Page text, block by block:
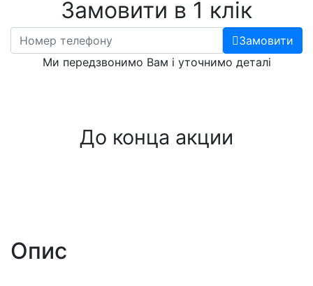
Замовити в 1 клік
Замовити
Ми передзвонимо Вам і уточнимо деталі
До конца акции
Опис